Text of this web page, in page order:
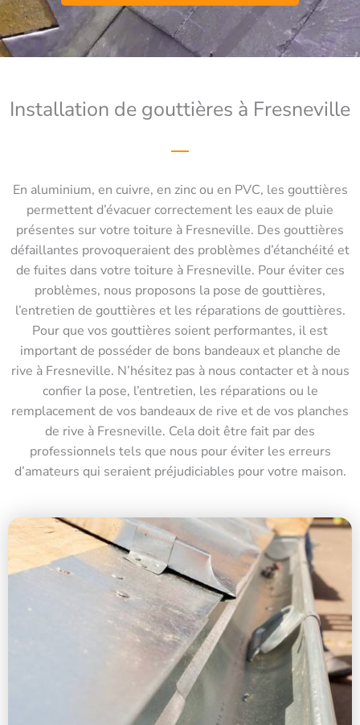
Installation de gouttières à Fresneville
En aluminium, en cuivre, en zinc ou en PVC, les gouttières
permettent d’évacuer correctement les eaux de pluie
présentes sur votre toiture à Fresneville. Des gouttières
défaillantes provoqueraient des problèmes d’étanchéité et
de fuites dans votre toiture à Fresneville. Pour éviter ces
problèmes, nous proposons la pose de gouttières,
l’entretien de gouttières et les réparations de gouttières.
Pour que vos gouttières soient performantes, il est
important de posséder de bons bandeaux et planche de
rive à Fresneville. N’hésitez pas à nous contacter et à nous
confier la pose, l’entretien, les réparations ou le
remplacement de vos bandeaux de rive et de vos planches
de rive à Fresneville. Cela doit être fait par des
professionnels tels que nous pour éviter les erreurs
d’amateurs qui seraient préjudiciables pour votre maison.